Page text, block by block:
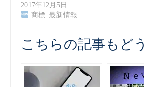
2017年12月5日
商標_最新情報
こちらの記事もど